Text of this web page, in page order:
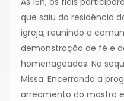
que saiu da residência
igreja, reunindo a
demonstração de fé e
homenageados. Na
Missa. Encerrando a
arreamento do mastro